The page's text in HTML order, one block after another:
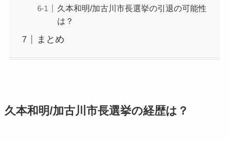
久本和明/加古川市長選挙の引退の可能性
は？
まとめ
久本和明/加古川市長選挙の経歴は？